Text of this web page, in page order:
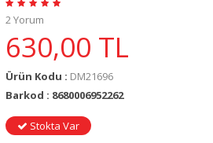
2 Yorum
630,00 TL
Ürün Kodu : DM21696
Barkod : 8680006952262
Stokta Var